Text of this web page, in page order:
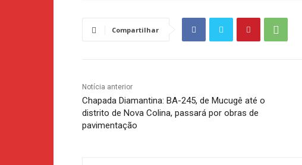
Compartilhar
Notícia anterior
Chapada Diamantina: BA-245, de Mucugê até o
distrito de Nova Colina, passará por obras de
pavimentação